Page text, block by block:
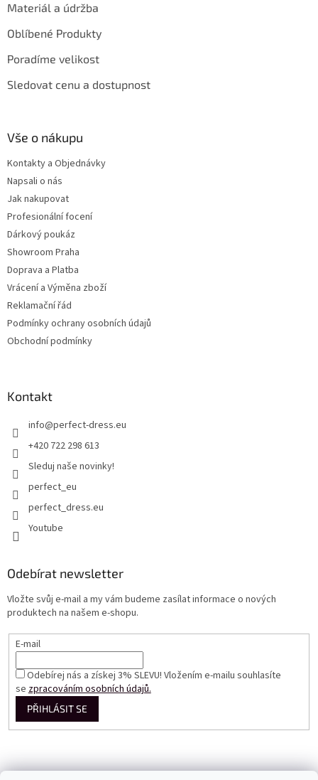
Materiál a údržba
Oblíbené Produkty
Poradíme velikost
Sledovat cenu a dostupnost
Vše o nákupu
Kontakty a Objednávky
Napsali o nás
Jak nakupovat
Profesionální focení
Dárkový poukáz
Showroom Praha
Doprava a Platba
Vrácení a Výměna zboží
Reklamační řád
Podmínky ochrany osobních údajů
Obchodní podmínky
Kontakt
info@perfect-dress.eu
+420 722 298 613
Sleduj naše novinky!
perfect_eu
perfect_dress.eu
Youtube
Odebírat newsletter
Vložte svůj e-mail a my vám budeme zasílat informace o nových
produktech na našem e-shopu.
E-mail
Odebírej nás a získej 3% SLEVU! Vložením e-mailu souhlasíte
sezpracováním osobních údajů.
PŘIHLÁSIT SE